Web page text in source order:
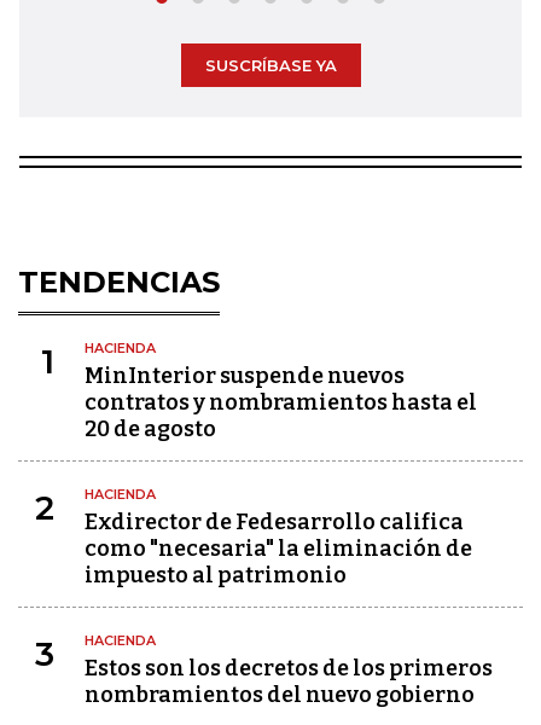
SUSCRÍBASE YA
TENDENCIAS
1 HACIENDA
MinInterior suspende nuevos
contratos y nombramientos hasta el
20 de agosto
2 HACIENDA
Exdirector de Fedesarrollo califica
como "necesaria" la eliminación de
impuesto al patrimonio
3 HACIENDA
Estos son los decretos de los primeros
nombramientos del nuevo gobierno